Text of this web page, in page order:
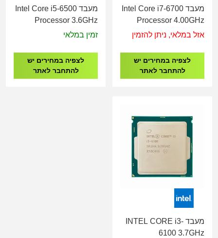
מעבד Intel Core i7-6700
Processor 4.00GHz
אזל במלאי, ניתן להזמין
לצפיה במחירים יש
להתחבר לאתר
מעבד Intel Core i5-6500
Processor 3.6GHz
זמין במלאי
לצפיה במחירים יש
להתחבר לאתר
מעבד INTEL CORE i3-
6100 3.7GHz